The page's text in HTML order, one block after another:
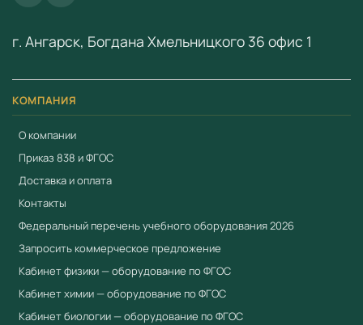
КОМПАНИЯ
О компании
Приказ 838 и ФГОС
Доставка и оплата
Контакты
Федеральный перечень учебного оборудования 2026
Запросить коммерческое предложение
Кабинет физики — оборудование по ФГОС
Кабинет химии — оборудование по ФГОС
Кабинет биологии — оборудование по ФГОС
г. Ангарск, Богдана Хмельницкого 36 офис 1